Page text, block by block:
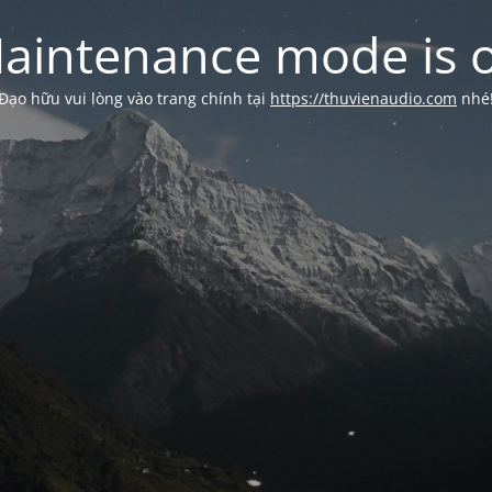
mode is
hữu vui lòng vào trang chính tại https://thuvienaudio.com